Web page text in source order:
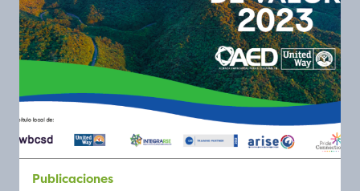
publicaciones